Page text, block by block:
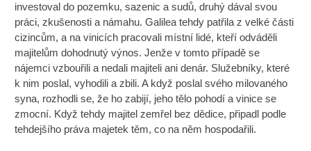
investoval do pozemku, sazenic a sudů, druhý dával svou
práci, zkušenosti a námahu. Galilea tehdy patřila z velké části
cizincům, a na vinicích pracovali místní lidé, kteří odváděli
majitelům dohodnutý výnos. Jenže v tomto případě se
nájemci vzbouřili a nedali majiteli ani denár. Služebníky, které
k nim poslal, vyhodili a zbili. A když poslal svého milovaného
syna, rozhodli se, že ho zabijí, jeho tělo pohodí a vinice se
zmocní. Když tehdy majitel zemřel bez dědice, připadl podle
tehdejšího práva majetek těm, co na něm hospodařili.